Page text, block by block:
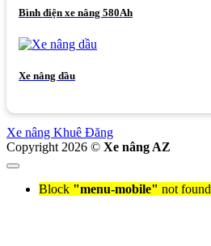
Bình điện xe nâng 580Ah
Xe nâng dầu
Xe nâng Khuê Đăng
Copyright 2026 © Xe nâng AZ
Block "menu-mobile" not found